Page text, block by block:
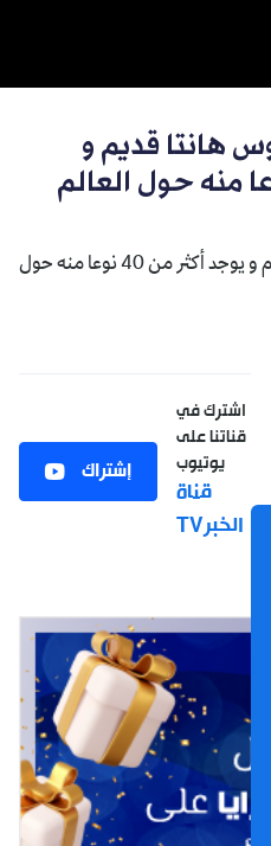
هانتا قديم و
من 40 نوعا منه حول العالم
كمال جنوحات : فيروس هانتا قديم و يوجد أكثر من 40 نوعا منه حول
اشترك في
قناتنا على
يوتيوب
قناة
الخبرTV
إشتراك